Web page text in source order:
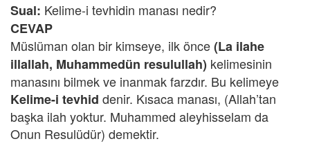
Sual: Kelime-i tevhidin manası nedir?
CEVAP
Müslüman olan bir kimseye, ilk önce(La ilahe
illallah, Muhammedün resulullah) kelimesinin
manasını bilmek ve inanmak farzdır. Bu kelimeye
Kelime-i tevhid denir. Kısaca manası, (Allah’tan
başka ilah yoktur. Muhammed aleyhisselam da
Onun Resulüdür) demektir.